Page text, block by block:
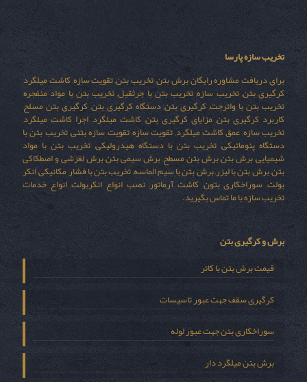
تخریب سازه پارسا
برای دریافت مشاوره رایگان برش بتن, تخریب بتن, تقویت سازه, کاشت میلگرد,
کرگیری بتن, تخریب سازه, تخریب بتن با جرثقیل, تخریب بتن با مواد منفجره,
تخریب بتن با واترجت, کرگیری بتن, دستگاه کرگیری بتن, کرگیری بتن مسلح,
کاربرد کرگیری بتن, مزایای کرگیری بتن, کاشت میلگرد, اجرا کاشت میلگرد,
تخریب سازه, عمق کاشت میلگرد, تقویت سازه, تقویت سازه بتنی, تخریب بتن با
دستگاه پنوماتیکی, تخریب بتن با دستگاه هیدرولیکی, تخریب بتن با مواد
شیمیایی, برش بتن, برش بتن مسطح, برش سیمی بتن, برش لغزشی و اصطکاکی
بتن, برش بتن با لیزر, برش بتن با سیم الماسه, تخریب بتن با فشار مکانیکی, انکر
بولت, سوراخکاری بتون, کاشت آرماتور, نصب انواع انکربولت, انواع خدمات
تخریب سازه با ما تماس بگیرید.
برش و کرگیری بتن
قیمت برش بتن با کاتر
کرگیری سقف جهت عبور تاسیسات
سوراخکاری بتن جهت عبور لوله
برش بتن میلگرد دار